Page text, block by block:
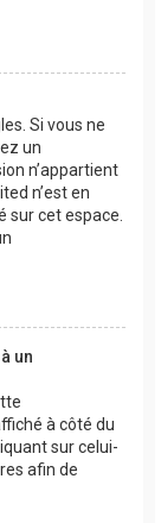
Si vous ne
un
n’appartient
n’est en
sur cet espace.
un
à côté du
sur celui-
afin de